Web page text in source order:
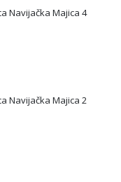
Navijačka Majica 4
Navijačka Majica 2